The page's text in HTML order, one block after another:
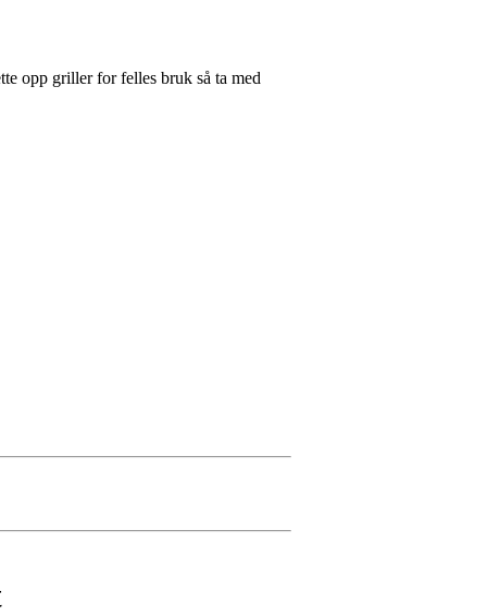
opp griller for felles bruk så ta med